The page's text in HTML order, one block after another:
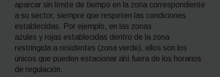
aparcar sin límite de tiempo en la zona correspondiente
a su sector, siempre que respeten las condiciones
establecidas. Por ejemplo, en las zonas
azules y rojas establecidas dentro de la zona
restringida a residentes (zona verde), ellos son los
únicos que pueden estacionar ahí fuera de los horarios
de regulación.